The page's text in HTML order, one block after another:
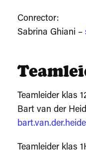
Conrector:
Sabrina Ghiani –
Teamleider klas
Bart van der
Teamleider klas